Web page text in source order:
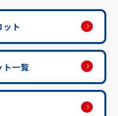
ット
ト一覧